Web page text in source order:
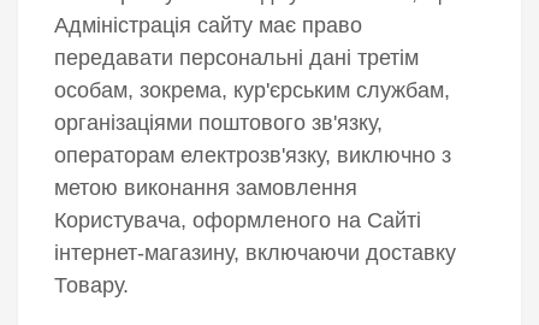
Адміністрація сайту має право
передавати персональні дані третім
особам, зокрема, кур'єрським службам,
організаціями поштового зв'язку,
операторам електрозв'язку, виключно з
метою виконання замовлення
Користувача, оформленого на Сайті
інтернет-магазину, включаючи доставку
Товару.